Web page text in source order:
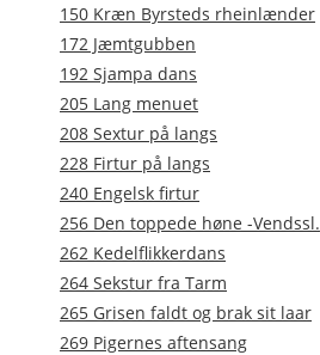
150 Kræn Byrsteds rheinlænder
172 Jæmtgubben
192 Sjampa dans
205 Lang menuet
208 Sextur på langs
228 Firtur på langs
240 Engelsk firtur
256 Den toppede høne -Vendssl.
262 Kedelflikkerdans
264 Sekstur fra Tarm
265 Grisen faldt og brak sit laar
269 Pigernes aftensang